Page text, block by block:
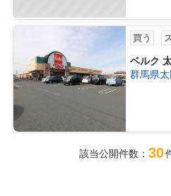
買う
ベルク
群馬県
該当公開件数： 30